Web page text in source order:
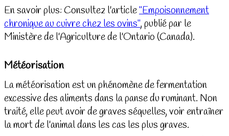
En savoir plus: Consultez l'article"Empoisonnement
chronique au cuivre chez les ovins", publié par le
Ministère de l'Agriculture de l'Ontario (Canada).
Météorisation
La météorisation est un phénomène de fermentation
excessive des aliments dans la panse du ruminant. Non
traité, elle peut avoir de graves séquelles, voir entraîner
la mort de l'animal dans les cas les plus graves.